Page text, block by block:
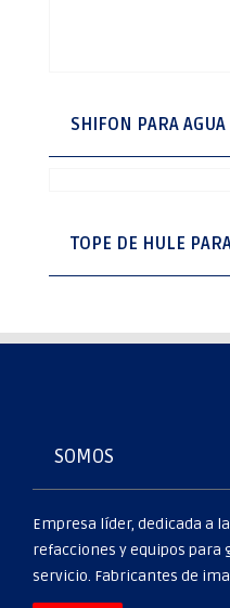
SHIFON PARA
TOPE DE HULE
SOMOS
Empresa líder, dedicada a
refacciones y equipos para
servicio. Fabricantes de